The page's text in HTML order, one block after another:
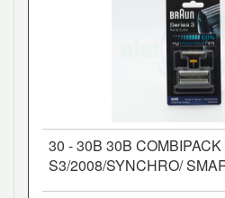
30 - 30B 30B COMBIPACK
S3/2008/SYNCHRO/